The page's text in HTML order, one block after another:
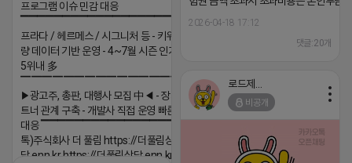
2026-04-18 17:12
댓글:20개
프로그램 이슈 민감 대응
▔▔▔▔▔▔▔▔▔▔▔▔▔▔▔▔▔▔ ▶쿠팡◀
프라다 / 헤르메스 / 시그니처 등 - 키워드 검색
량 데이터 기반 운영 - 4~7월 시즌 인기 키워드
5위내 多
▔▔▔▔▔▔▔▔▔▔▔▔▔▔▔▔▔▔
▶광고주, 총판, 대행사 모집 中◀ - 장기 협업 파
트너 관계 구축 - 개발사 직접 운영 빠른 피드백
대응 ▔▔▔▔▔▔▔▔▔▔▔▔▔▔▔▔▔▔ (카
톡)주식회사 더 풀림 https://더풀림상
담.enn.kr https://더풀림상담.enn.kr
비공개